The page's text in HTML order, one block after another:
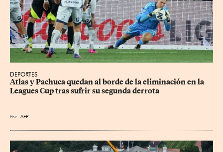
DEPORTES
Atlas y Pachuca quedan al borde de la eliminación en la
Leagues Cup tras sufrir su segunda derrota
Por AFP